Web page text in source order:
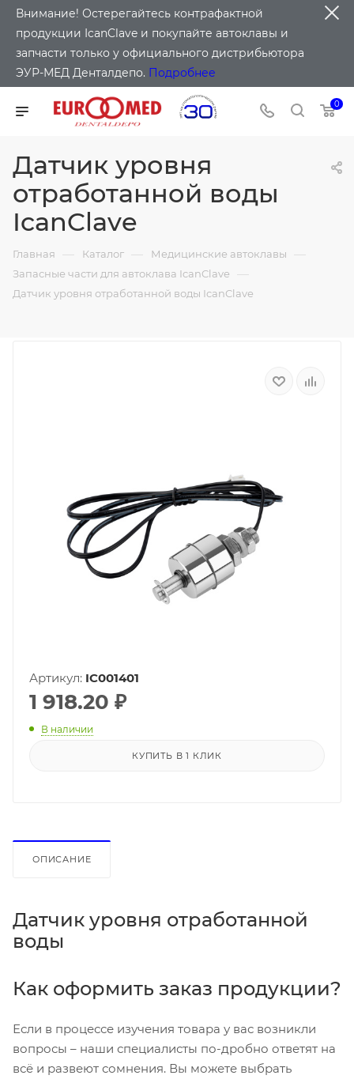
Внимание! Остерегайтесь контрафактной
продукции IcanClave и покупайте автоклавы и
запчасти только у официального дистрибьютора
ЭУР-МЕД Денталдепо. Подробнее
0
Датчик уровня
отработанной воды
IcanClave
Главная — Каталог — Медицинские автоклавы —
Запасные части для автоклава IcanClave —
Датчик уровня отработанной воды IcanClave
Артикул: IC001401
1 918.20 ₽
В наличии
КУПИТЬ В 1 КЛИК
ОПИСАНИЕ
Датчик уровня отработанной
воды
Как оформить заказ продукции?
Если в процессе изучения товара у вас возникли
вопросы – наши специалисты по-дробно ответят на
всё и развеют сомнения. Вы можете выбрать